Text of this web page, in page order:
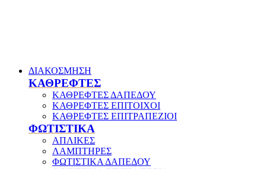
ΔΙΑΚΟΣΜΗΣΗ
ΚΑΘΡΕΦΤΕΣ
ΚΑΘΡΕΦΤΕΣ ΔΑΠΕΔΟΥ
ΚΑΘΡΕΦΤΕΣ ΕΠΙΤΟΙΧΟΙ
ΚΑΘΡΕΦΤΕΣ ΕΠΙΤΡΑΠΕΖΙΟΙ
ΦΩΤΙΣΤΙΚΑ
ΑΠΛΙΚΕΣ
ΛΑΜΠΤΗΡΕΣ
ΦΩΤΙΣΤΙΚΑ ΔΑΠΕΔΟΥ